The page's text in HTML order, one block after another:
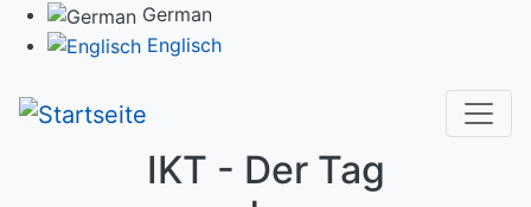
Direkt
zum
German
Englisch
IKT - Der Tag